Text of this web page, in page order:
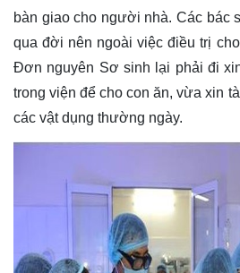
bàn giao cho người nhà. Các bác
qua đời nên ngoài việc điều trị
Đơn nguyên Sơ sinh lại phải đi
trong viện để cho con ăn, vừa xin
các vật dụng thường ngày.